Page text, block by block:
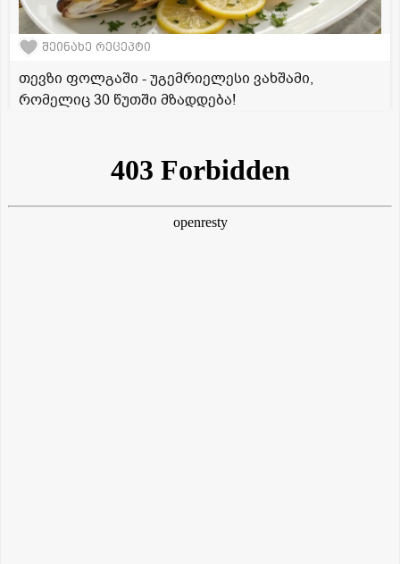
შეინახე რეცეპტი
თევზი ფოლგაში - უგემრიელესი ვახშამი,
რომელიც 30 წუთში მზადდება!